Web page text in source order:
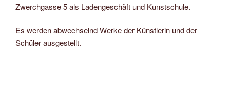
Zwerchgasse 5 als Ladengeschäft und Kunstschule.
Es werden abwechselnd Werke der Künstlerin und der
Schüler ausgestellt.